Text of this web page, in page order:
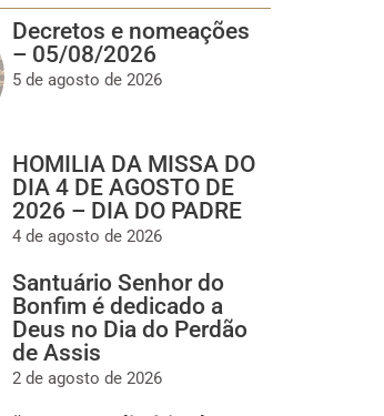
Decretos e nomeações
– 05/08/2026
5 de agosto de 2026
HOMILIA DA MISSA DO
DIA 4 DE AGOSTO DE
2026 – DIA DO PADRE
4 de agosto de 2026
Santuário Senhor do
Bonfim é dedicado a
Deus no Dia do Perdão
de Assis
2 de agosto de 2026